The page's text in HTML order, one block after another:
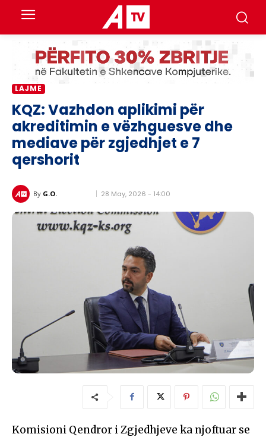
LAJME
KQZ: Vazhdon aplikimi për
akreditimin e vëzhguesve dhe
mediave për zgjedhjet e 7
qershorit
By G.O. 28 May, 2026 - 14:00
Komisioni Qendror i Zgjedhjeve ka njoftuar se